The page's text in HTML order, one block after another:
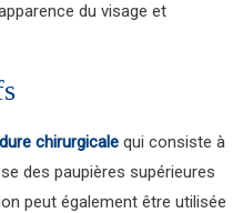
du visage et
chirurgicale qui consiste à
des paupières supérieures
peut également être utilisée